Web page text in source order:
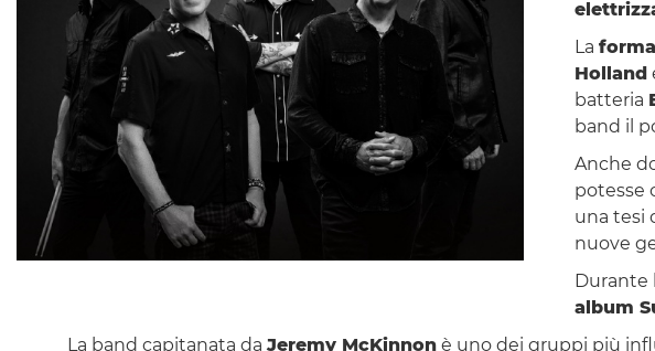
La
Holland
batteria
band il
Anche
potesse
una tesi
nuove
Durante
album
La band capitanata da Jeremy McKinnonè uno dei gruppi più